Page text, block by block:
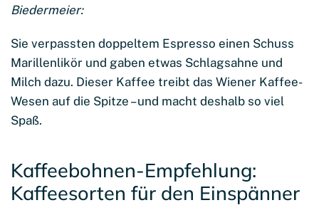
Biedermeier:
Sie verpassten doppeltem Espresso einen Schuss
Marillenlikör und gaben etwas Schlagsahne und
Milch dazu. Dieser Kaffee treibt das Wiener Kaffee-
Wesen auf die Spitze – und macht deshalb so viel
Spaß.
Kaffeebohnen-Empfehlung:
Kaffeesorten für den Einspänner